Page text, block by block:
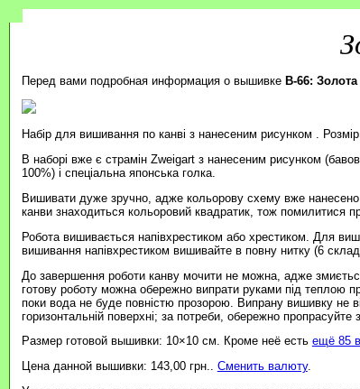
Перед вами подробная информация о вышивке B-66:
Набір для вишивання по канві з нанесеним рисунком .
В наборі вже є страмін Zweigart з нанесеним рисунком
100%) і спеціальна японська голка.
Вишивати дуже зручно, адже кольорову схему вже
канви знаходиться кольоровий квадратик, тож помилитися
Робота вишивається напівхрестиком або хрестиком. Для
вишивання напівхрестиком вишивайте в повну нитку (6
До завершення роботи канву мочити не можна, адже
готову роботу можна обережно випрати руками під теплою
поки вода не буде повністю прозорою. Випрану вишивку не
горизонтальній поверхні; за потреби, обережно пропрасуйте
Размер готовой вышивки: 10×10 см. Кроме неё есть ещё 85
Цена данной вышивки: 143,00 грн.. Сменить валюту.